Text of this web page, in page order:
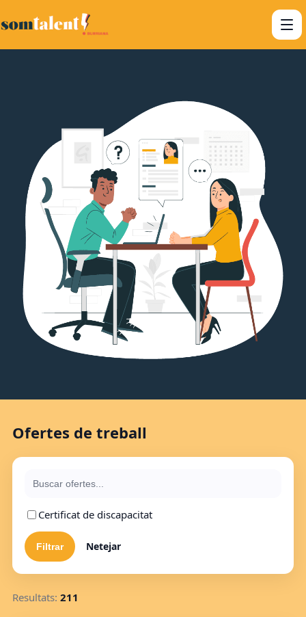
Ofertes de treball
Certificat de discapacitat
Netejar
Resultats: 211